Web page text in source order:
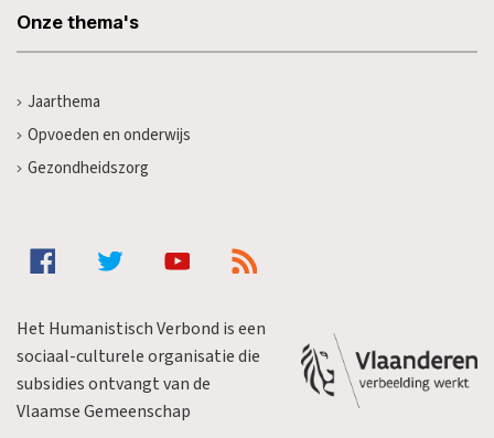
Onze thema's
Jaarthema
Opvoeden en onderwijs
Gezondheidszorg
Het Humanistisch Verbond is een
sociaal-culturele organisatie die
subsidies ontvangt van de
Vlaamse Gemeenschap